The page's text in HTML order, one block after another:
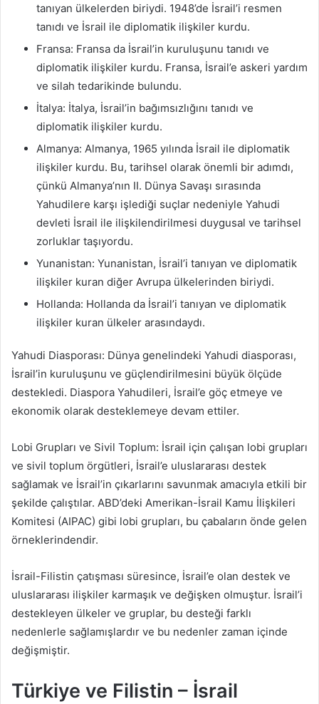
tanıyan ülkelerden biriydi. 1948’de İsrail’i resmen
tanıdı ve İsrail ile diplomatik ilişkiler kurdu.
Fransa: Fransa da İsrail’in kuruluşunu tanıdı ve
diplomatik ilişkiler kurdu. Fransa, İsrail’e askeri yardım
ve silah tedarikinde bulundu.
İtalya: İtalya, İsrail’in bağımsızlığını tanıdı ve
diplomatik ilişkiler kurdu.
Almanya: Almanya, 1965 yılında İsrail ile diplomatik
ilişkiler kurdu. Bu, tarihsel olarak önemli bir adımdı,
çünkü Almanya’nın II. Dünya Savaşı sırasında
Yahudilere karşı işlediği suçlar nedeniyle Yahudi
devleti İsrail ile ilişkilendirilmesi duygusal ve tarihsel
zorluklar taşıyordu.
Yunanistan: Yunanistan, İsrail’i tanıyan ve diplomatik
ilişkiler kuran diğer Avrupa ülkelerinden biriydi.
Hollanda: Hollanda da İsrail’i tanıyan ve diplomatik
ilişkiler kuran ülkeler arasındaydı.
Yahudi Diasporası: Dünya genelindeki Yahudi diasporası,
İsrail’in kuruluşunu ve güçlendirilmesini büyük ölçüde
destekledi. Diaspora Yahudileri, İsrail’e göç etmeye ve
ekonomik olarak desteklemeye devam ettiler.
Lobi Grupları ve Sivil Toplum: İsrail için çalışan lobi grupları
ve sivil toplum örgütleri, İsrail’e uluslararası destek
sağlamak ve İsrail’in çıkarlarını savunmak amacıyla etkili bir
şekilde çalıştılar. ABD’deki Amerikan-İsrail Kamu İlişkileri
Komitesi (AIPAC) gibi lobi grupları, bu çabaların önde gelen
örneklerindendir.
İsrail-Filistin çatışması süresince, İsrail’e olan destek ve
uluslararası ilişkiler karmaşık ve değişken olmuştur. İsrail’i
destekleyen ülkeler ve gruplar, bu desteği farklı
nedenlerle sağlamışlardır ve bu nedenler zaman içinde
değişmiştir.
Türkiye ve Filistin – İsrail